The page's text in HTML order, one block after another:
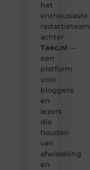
het
enthousiaste
redactieteam
achter
Taec.nl —
een
platform
voor
bloggers
en
lezers
die
houden
van
afwisseling
en